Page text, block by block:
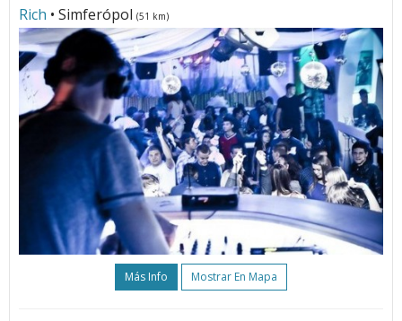
Rich • Simferópol (51 km)
Más Info Mostrar En Mapa